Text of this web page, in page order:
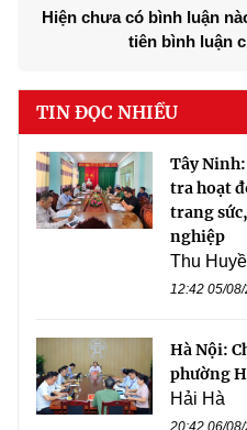
Hiện chưa có bình luận
tiên bình luận
TIN ĐỌC NHIỀU
Tây
tra hoạt
trang
nghiệp
Thu
12:42 05/
Hà Nội:
phường
Hải Hà
20:42 06/